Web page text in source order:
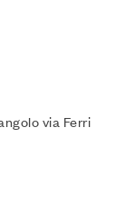
via Ferri